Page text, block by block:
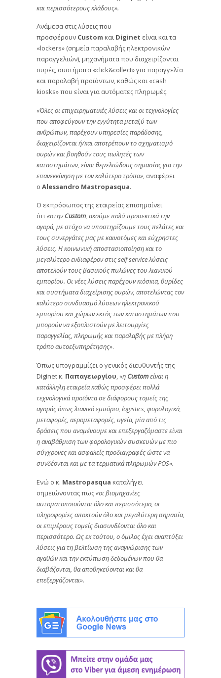
και περισσότερους κλάδους».
Ανάμεσα στις λύσεις που
προσφέρουν Custom και Diginet είναι και τα
«lockers» (σημεία παραλαβής ηλεκτρονικών
παραγγελιών), μηχανήματα που διαχειρίζονται
ουρές, συστήματα «click&collect» για παραγγελία
και παραλαβή προϊόντων, καθώς και «cash
kiosks» που είναι για αυτόματες πληρωμές.
«Όλες οι επιχειρηματικές λύσεις και οι τεχνολογίες
που αποφεύγουν την εγγύτητα μεταξύ των
ανθρώπων, παρέχουν υπηρεσίες παράδοσης,
διαχειρίζονται ή/και αποτρέπουν το σχηματισμό
ουρών και βοηθούν τους πωλητές των
καταστημάτων, είναι θεμελιώδους σημασίας για την
επανεκκίνηση με τον καλύτερο τρόπο», αναφέρει
ο Alessandro Mastropasqua.
Ο εκπρόσωπος της εταιρείας επισημαίνει
ότι«στηνCustom, ακούμε πολύ προσεκτικά την
αγορά, με στόχο να υποστηρίζουμε τους πελάτες και
τους συνεργάτες μας με καινοτόμες και εύχρηστες
λύσεις. Η κοινωνική αποστασιοποίηση και το
μεγαλύτερο ενδιαφέρον στις self service λύσεις
αποτελούν τους βασικούς πυλώνες του λιανικού
εμπορίου. Οι νέες λύσεις παρέχουν κιόσκια, θυρίδες
και συστήματα διαχείρισης ουρών, αποτελώντας τον
καλύτερο συνδυασμό λύσεων ηλεκτρονικού
εμπορίου και χώρων εκτός των καταστημάτων που
μπορούν να εξοπλιστούν με λειτουργίες
παραγγελίας, πληρωμής και παραλαβής με πλήρη
τρόπο αυτοεξυπηρέτησης».
Όπως υπογραμμίζει ο γενικός διευθυντής της
Diginet κ. Παπαγεωργίου,«η Customείναι η
κατάλληλη εταιρεία καθώς προσφέρει πολλά
τεχνολογικά προϊόντα σε διάφορους τομείς της
αγοράς όπως λιανικό εμπόριο, logistics, φορολογικά,
μεταφορές, αερομεταφορές, υγεία, μία από τις
δράσεις που αναμένουμε και επεξεργαζόμαστε είναι
η αναβάθμιση των φορολογικών συσκευών με πιο
σύγχρονες και ασφαλείς προδιαγραφές ώστε να
συνδέονται και με τα τερματικά πληρωμών POS».
Ενώ ο κ. Mastropasqua καταλήγει
σημειώνοντας πως«οι βιομηχανίες
αυτοματοποιούνται όλο και περισσότερο, οι
πληροφορίες αποκτούν όλο και μεγαλύτερη σημασία,
οι επιμέρους τομείς διασυνδέονται όλο και
περισσότερο. Ως εκ τούτου, ο όμιλος έχει αναπτύξει
λύσεις για τη βελτίωση της αναγνώρισης των
αγαθών και την εκτύπωση δεδομένων που θα
διαβάζονται, θα αποθηκεύονται και θα
επεξεργάζονται».